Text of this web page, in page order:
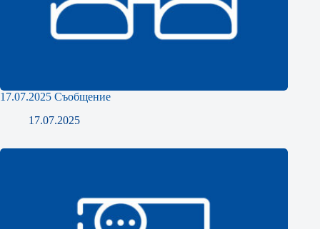
17.07.2025 Съобщение
17.07.2025